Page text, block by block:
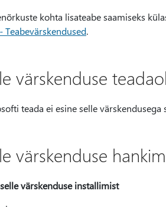
kohta lisateabe saamiseks
Teabevärskendused.
värskenduse
teada ei esine selle
värskenduse
värskenduse installimist